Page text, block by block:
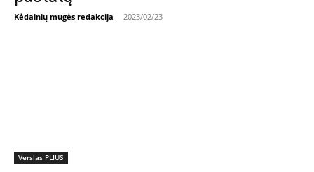
Kėdainių mugės redakcija - 2023/02/23
Verslas PLIUS